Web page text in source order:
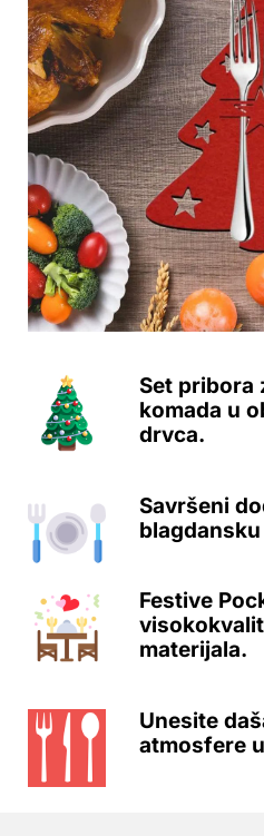
Set pribora
komada u
drvca.
Savršeni
Festive
materijala.
Unesite
atmosfere